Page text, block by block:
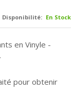
Disponibilité: En Stock
en Vinyle -
pour obtenir